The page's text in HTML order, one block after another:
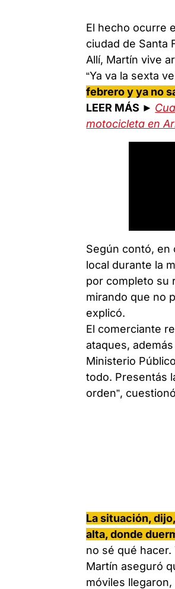
El hecho ocurre
ciudad de Santa
Allí, Martín vive
“Ya va la sexta
febrero y ya no
LEER MÁS ►
motocicleta en
Según contó, en
local durante la
por completo su
mirando que no
explicó.
El comerciante
ataques,
Ministerio
todo. Presentás
orden”,
La situación,
alta, donde
no sé qué hacer.
Martín aseguró
móviles llegaron,